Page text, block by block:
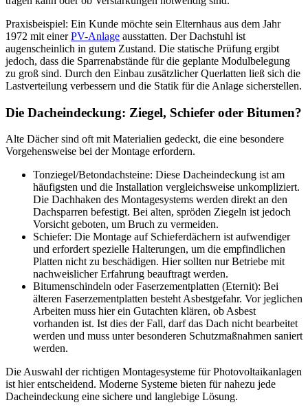
Praxisbeispiel: Ein Kunde möchte sein Elternhaus aus dem Jahr
1972 mit einerPV-Anlage ausstatten. Der Dachstuhl ist
augenscheinlich in gutem Zustand. Die statische Prüfung ergibt
jedoch, dass die Sparrenabstände für die geplante Modulbelegung
zu groß sind. Durch den Einbau zusätzlicher Querlatten ließ sich die
Lastverteilung verbessern und die Statik für die Anlage sicherstellen.
Die Dacheindeckung: Ziegel, Schiefer oder Bitumen?
Alte Dächer sind oft mit Materialien gedeckt, die eine besondere
Vorgehensweise bei der Montage erfordern.
Tonziegel/Betondachsteine: Diese Dacheindeckung ist am
häufigsten und die Installation vergleichsweise unkompliziert.
Die Dachhaken des Montagesystems werden direkt an den
Dachsparren befestigt. Bei alten, spröden Ziegeln ist jedoch
Vorsicht geboten, um Bruch zu vermeiden.
Schiefer: Die Montage auf Schieferdächern ist aufwendiger
und erfordert spezielle Halterungen, um die empfindlichen
Platten nicht zu beschädigen. Hier sollten nur Betriebe mit
nachweislicher Erfahrung beauftragt werden.
Bitumenschindeln oder Faserzementplatten (Eternit): Bei
älteren Faserzementplatten besteht Asbestgefahr. Vor jeglichen
Arbeiten muss hier ein Gutachten klären, ob Asbest
vorhanden ist. Ist dies der Fall, darf das Dach nicht bearbeitet
werden und muss unter besonderen Schutzmaßnahmen saniert
werden.
Die Auswahl der richtigen Montagesysteme für Photovoltaikanlagen
ist hier entscheidend. Moderne Systeme bieten für nahezu jede
Dacheindeckung eine sichere und langlebige Lösung.